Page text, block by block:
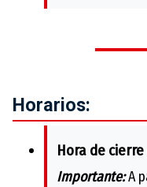
Horarios:
Hora de
Importante:A